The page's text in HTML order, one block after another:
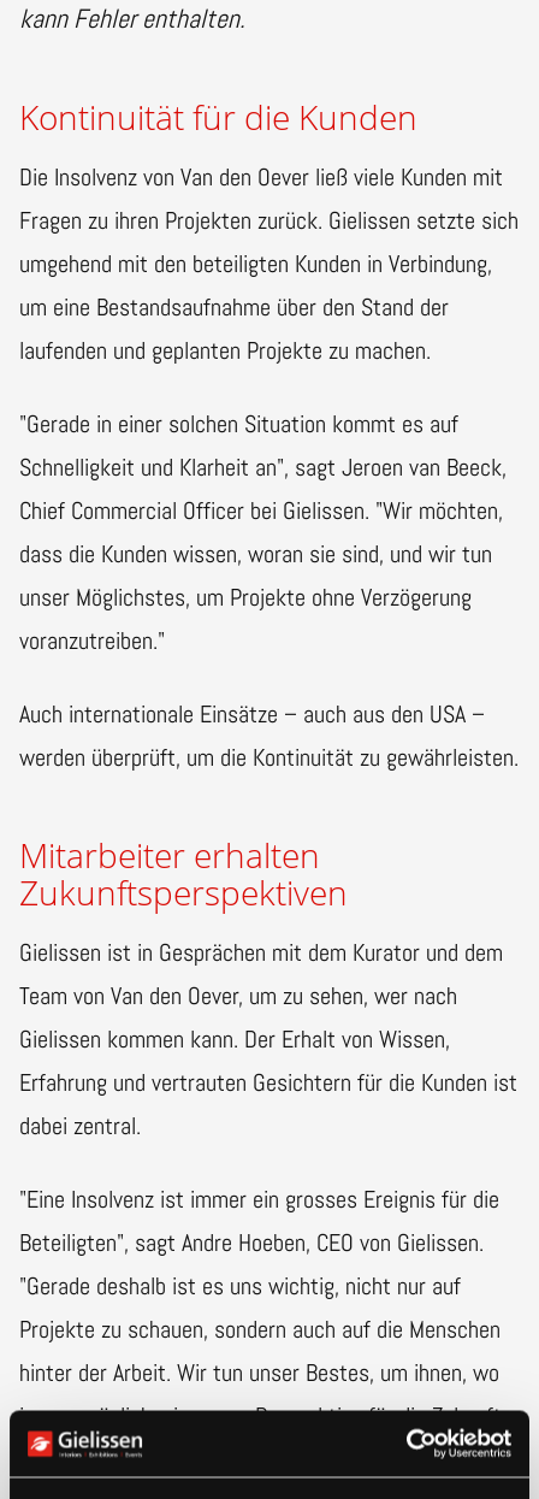
kann Fehler enthalten.
Kontinuität für die Kunden
Die Insolvenz von Van den Oever ließ viele Kunden mit
Fragen zu ihren Projekten zurück. Gielissen setzte sich
umgehend mit den beteiligten Kunden in Verbindung,
um eine Bestandsaufnahme über den Stand der
laufenden und geplanten Projekte zu machen.
"Gerade in einer solchen Situation kommt es auf
Schnelligkeit und Klarheit an", sagt Jeroen van Beeck,
Chief Commercial Officer bei Gielissen. "Wir möchten,
dass die Kunden wissen, woran sie sind, und wir tun
unser Möglichstes, um Projekte ohne Verzögerung
voranzutreiben."
Auch internationale Einsätze – auch aus den USA –
werden überprüft, um die Kontinuität zu gewährleisten.
Mitarbeiter erhalten
Zukunftsperspektiven
Gielissen ist in Gesprächen mit dem Kurator und dem
Team von Van den Oever, um zu sehen, wer nach
Gielissen kommen kann. Der Erhalt von Wissen,
Erfahrung und vertrauten Gesichtern für die Kunden ist
dabei zentral.
"Eine Insolvenz ist immer ein grosses Ereignis für die
Beteiligten", sagt Andre Hoeben, CEO von Gielissen.
"Gerade deshalb ist es uns wichtig, nicht nur auf
Projekte zu schauen, sondern auch auf die Menschen
hinter der Arbeit. Wir tun unser Bestes, um ihnen, wo
immer möglich, eine neue Perspektive für die Zukunft
zu bieten."